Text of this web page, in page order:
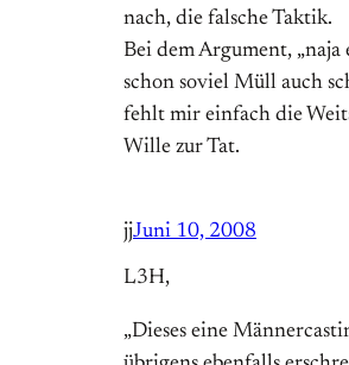
nach, die falsche Taktik.
Bei dem Argument, „naja
schon soviel Müll auch
fehlt mir einfach die
Wille zur Tat.
jjJuni 10, 2008
L3H,
„Dieses eine